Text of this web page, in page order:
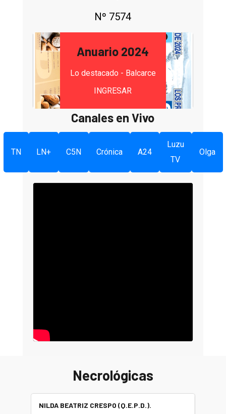
Nº 7574
Anuario 2024
Lo destacado - Balcarce
INGRESAR
Canales en Vivo
TN LN+ C5N Crónica A24
Luzu
TV
Olga
Necrológicas
NILDA BEATRIZ CRESPO (Q.E.P.D.).